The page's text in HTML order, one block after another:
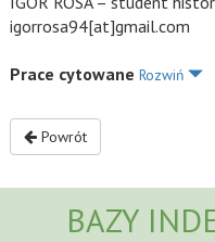
igorrosa94[at]gmail.com
Prace cytowane Rozwiń
Powrót
BAZY